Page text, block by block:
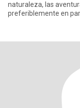
naturaleza, las
preferiblemente en